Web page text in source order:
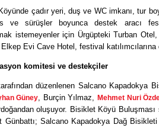
çadır yeri, duş ve WC imkanı, tur
ve sürüşler boyunca destek aracı
istemeyenler için Ürgüpteki Turban
Evi Cave Hotel, festival
komitesi ve destekçiler
düzenlenen Salcano Kapadokya
Güney, Burçin Yılmaz,Mehmet Nuri
oluşuyor. Bisiklet Köyü
Günbattı; Salcano Kapadokya Dağ Bisikleti